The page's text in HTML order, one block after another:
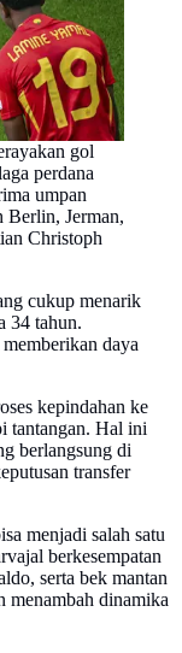
gol
perdana
umpan
Berlin, Jerman,
Christoph
cukup menarik
34 tahun.
daya
kepindahan ke
tantangan. Hal ini
berlangsung di
transfer
menjadi salah satu
berkesempatan
serta bek mantan
menambah dinamika